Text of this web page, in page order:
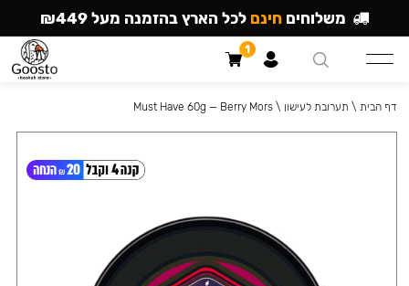
דף הבית \ תערובת לעישון \
Must Have 60g — Berry Mors
משלוחים חינם לכל הארץ בהזמנה מעל ₪449
1